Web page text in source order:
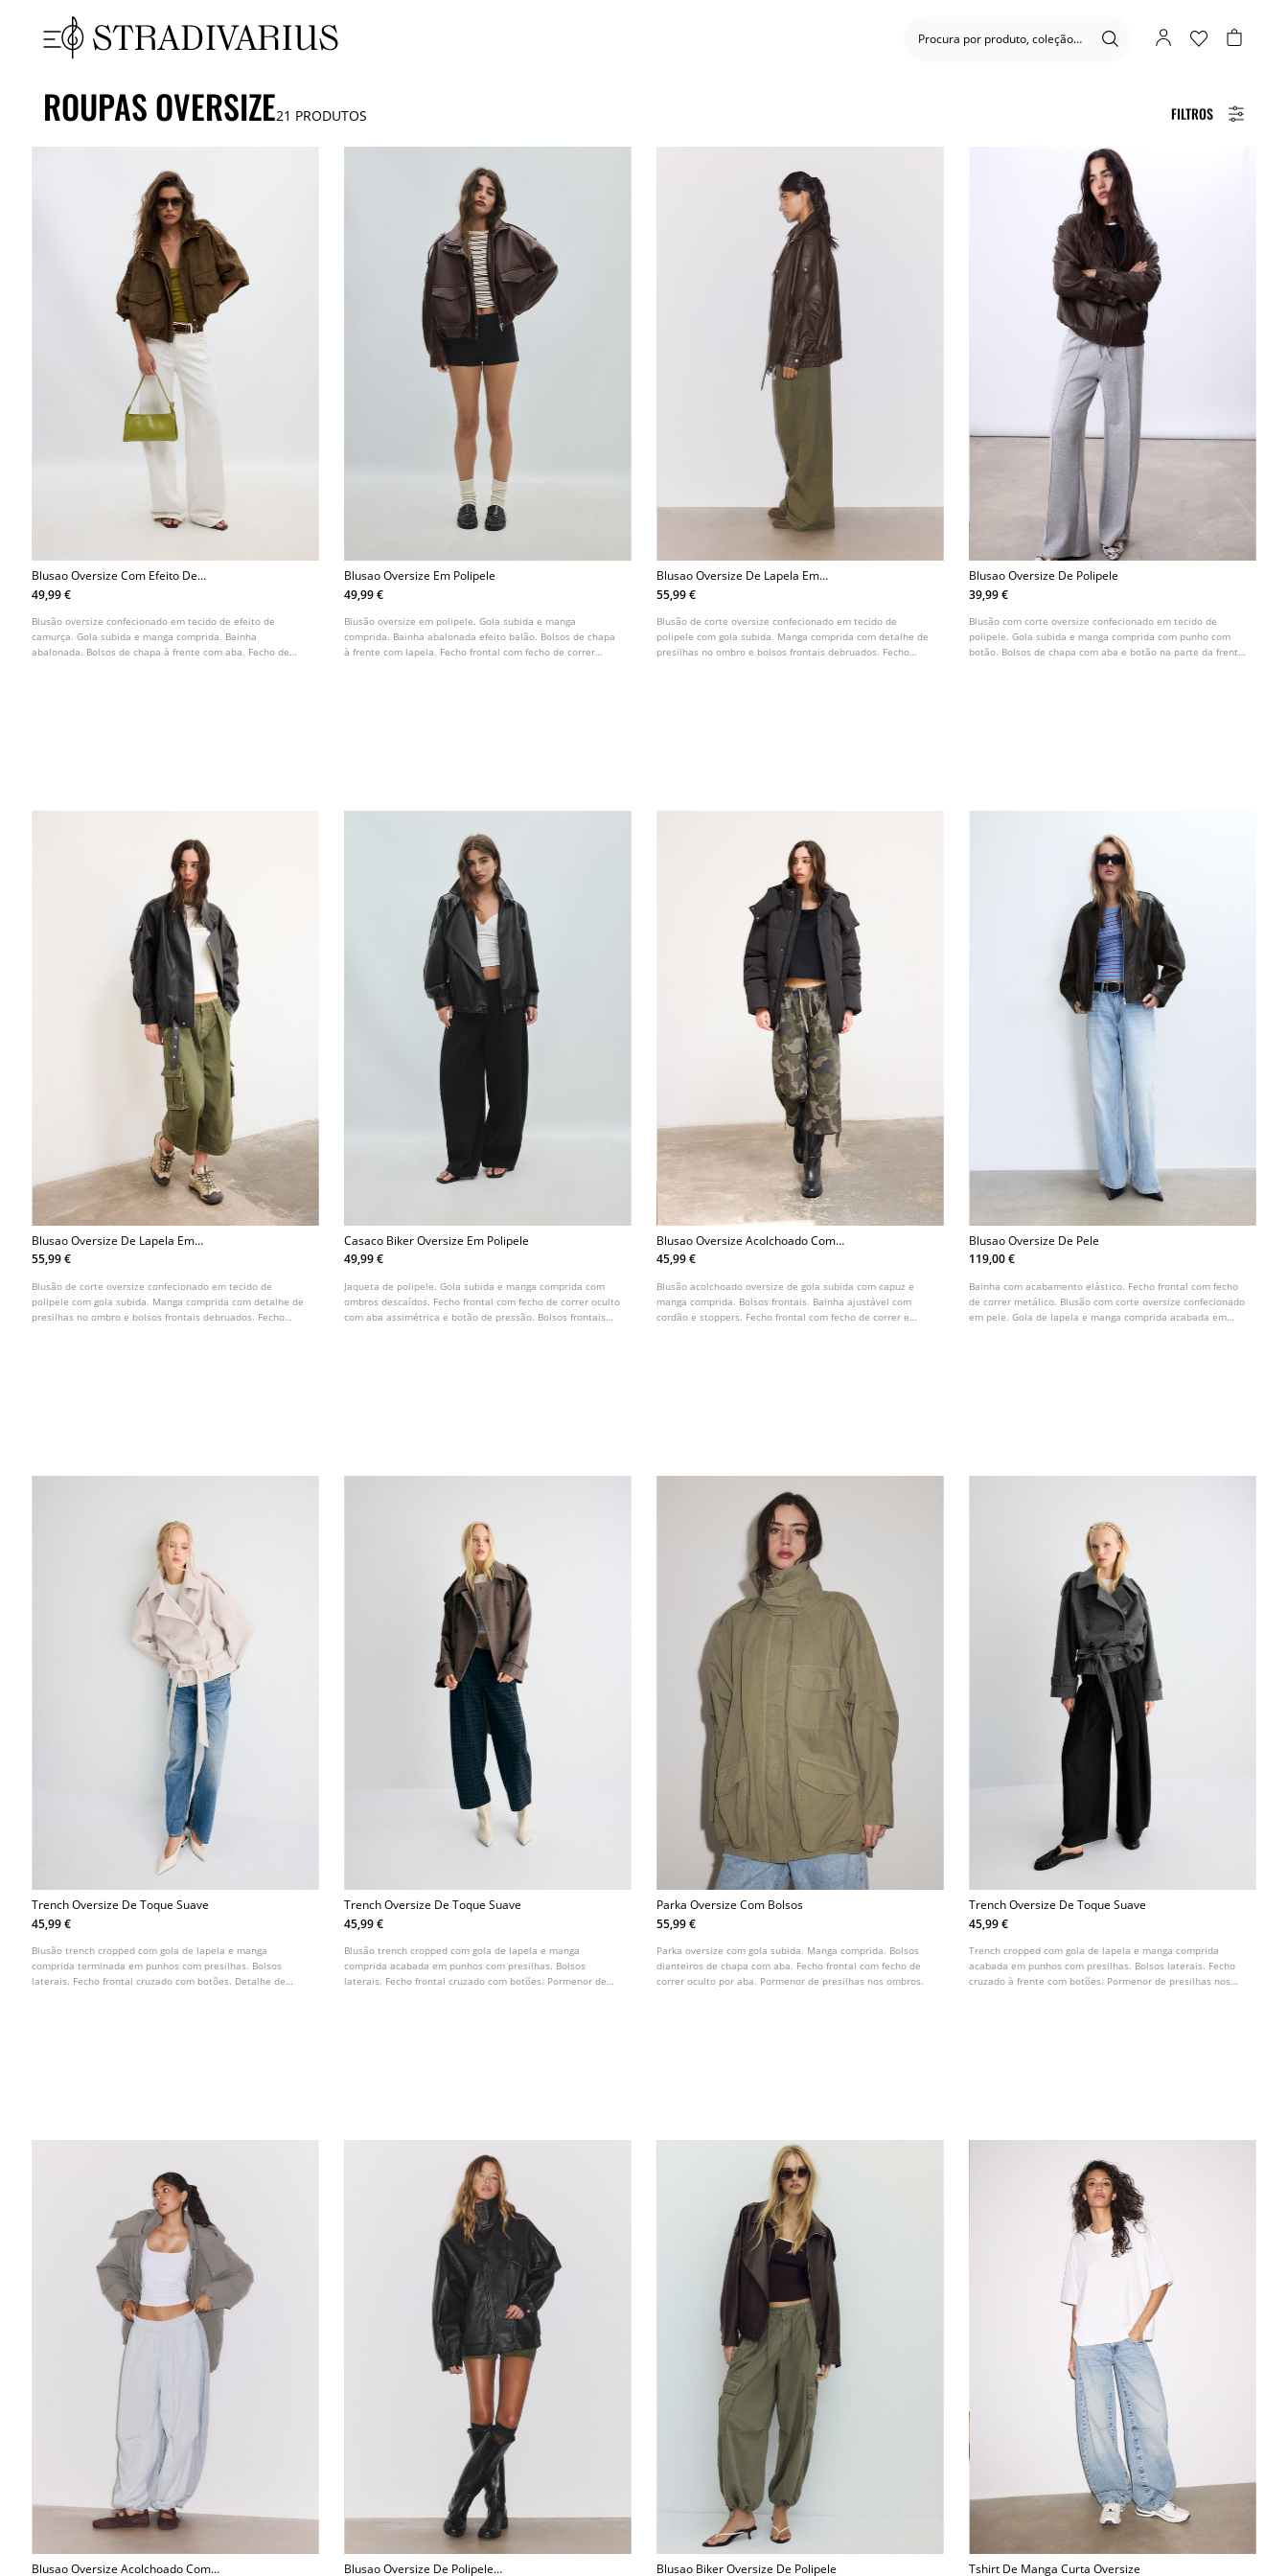
FILTROS
ROUPAS OVERSIZE21 PRODUTOS
Blusao Oversize Com Efeito De
Camurca
49,99 €
Blusão oversize confecionado em tecido de efeito de
camurça. Gola subida e manga comprida. Bainha
abalonada. Bolsos de chapa à frente com aba. Fecho de
Blusao Oversize Em Polipele
49,99 €
Blusão oversize em polipele. Gola subida e manga
comprida. Bainha abalonada efeito balão. Bolsos de chapa
à frente com lapela. Fecho frontal com fecho de correr
Blusao Oversize De Lapela Em
Polipele
55,99 €
Blusão de corte oversize confecionado em tecido de
polipele com gola subida. Manga comprida com detalhe de
presilhas no ombro e bolsos frontais debruados. Fecho
Blusao Oversize De Polipele
39,99 €
Blusão com corte oversize confecionado em tecido de
polipele. Gola subida e manga comprida com punho com
botão. Bolsos de chapa com aba e botão na parte da frente
Blusao Oversize De Lapela Em
Polipele L08461710
55,99 €
Blusão de corte oversize confecionado em tecido de
polipele com gola subida. Manga comprida com detalhe de
presilhas no ombro e bolsos frontais debruados. Fecho
Casaco Biker Oversize Em Polipele
49,99 €
Jaqueta de polipele. Gola subida e manga comprida com
ombros descaídos. Fecho frontal com fecho de correr oculto
com aba assimétrica e botão de pressão. Bolsos frontais
Blusao Oversize Acolchoado Com
Capuz
45,99 €
Blusão acolchoado oversize de gola subida com capuz e
manga comprida. Bolsos frontais. Bainha ajustável com
cordão e stoppers. Fecho frontal com fecho de correr e
Blusao Oversize De Pele
119,00 €
Bainha com acabamento elástico. Fecho frontal com fecho
de correr metálico. Blusão com corte oversize confecionado
em pele. Gola de lapela e manga comprida acabada em
Trench Oversize De Toque Suave
45,99 €
Blusão trench cropped com gola de lapela e manga
comprida terminada em punhos com presilhas. Bolsos
laterais. Fecho frontal cruzado com botões. Detalhe de
Trench Oversize De Toque Suave
45,99 €
Blusão trench cropped com gola de lapela e manga
comprida acabada em punhos com presilhas. Bolsos
laterais. Fecho frontal cruzado com botões. Pormenor de
Parka Oversize Com Bolsos
55,99 €
Parka oversize com gola subida. Manga comprida. Bolsos
dianteiros de chapa com aba. Fecho frontal com fecho de
correr oculto por aba. Pormenor de presilhas nos ombros.
Trench Oversize De Toque Suave
45,99 €
Trench cropped com gola de lapela e manga comprida
acabada em punhos com presilhas. Bolsos laterais. Fecho
cruzado à frente com botões. Pormenor de presilhas nos
Blusao Oversize Acolchoado Com
Blusao Oversize De Polipele
Blusao Biker Oversize De Polipele
Tshirt De Manga Curta Oversize